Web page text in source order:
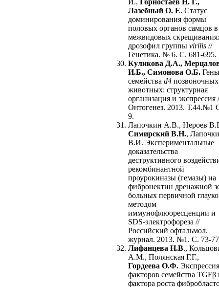
И., Горностаев Н. Г.,
Лазебный О. Е. Статус
доминирования формы
половых органов самцов в
межвидовых
дрозофил группы virilis //
Генетика. № 6. С. 681-695.
Куликова Д.А.,
И.Б., Симонова О.Б. Гены
семейства d4 позвоночных
животных: структурная
организация и экспрессия
Онтогенез. 2013. Т.44.№1
9.
Лапочкин А.В., Нероев
Симирский В.Н.,
В.И. Экспериментальные
доказательства
деструктивного
рекомбинантной
проурокиназы (гемазы) на
фибронектин дренажной
больных первичной
методом
иммунофлюоресценции и
SDS-электрофореза //
Российский офтальмол.
журнал. 2013. №1. С. 73-
Лифанцева Н.В.,
А.М., Полянская Г.Г.,
Гордеева О.Ф. Экспрессия
факторов семейства TGFβ
фактора роста